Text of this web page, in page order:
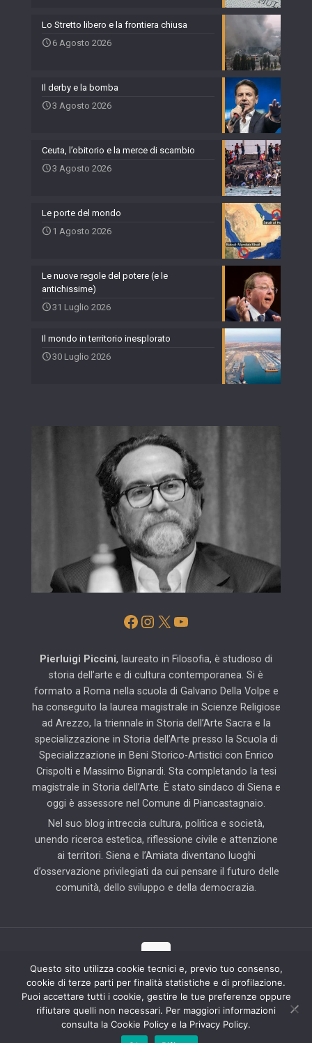
Lo Stretto libero e la frontiera chiusa
6 Agosto 2026
Il derby e la bomba
3 Agosto 2026
Ceuta, l’obitorio e la merce di scambio
3 Agosto 2026
Le porte del mondo
1 Agosto 2026
Le nuove regole del potere (e le
antichissime)
31 Luglio 2026
Il mondo in territorio inesplorato
30 Luglio 2026
Facebook
Instagram
X YouTube
Pierluigi Piccini, laureato in Filosofia, è studioso di
storia dell’arte e di cultura contemporanea. Si è
formato a Roma nella scuola di Galvano Della Volpe e
ha conseguito la laurea magistrale in Scienze Religiose
ad Arezzo, la triennale in Storia dell’Arte Sacra e la
specializzazione in Storia dell’Arte presso la Scuola di
Specializzazione in Beni Storico-Artistici con Enrico
Crispolti e Massimo Bignardi. Sta completando la tesi
magistrale in Storia dell’Arte. È stato sindaco di Siena e
oggi è assessore nel Comune di Piancastagnaio.
Nel suo blog intreccia cultura, politica e società,
unendo ricerca estetica, riflessione civile e attenzione
ai territori. Siena e l’Amiata diventano luoghi
d’osservazione privilegiati da cui pensare il futuro delle
comunità, dello sviluppo e della democrazia.
© 2025 Il Blog di Pierluigi Piccini | Tutti i diritti riservati | Partner
tecnico: Hab Solution
Questo sito utilizza cookie tecnici e, previo tuo consenso,
cookie di terze parti per finalità statistiche e di profilazione.
Puoi accettare tutti i cookie, gestire le tue preferenze oppure
rifiutare quelli non necessari. Per maggiori informazioni
consulta la Cookie Policy e la Privacy Policy.